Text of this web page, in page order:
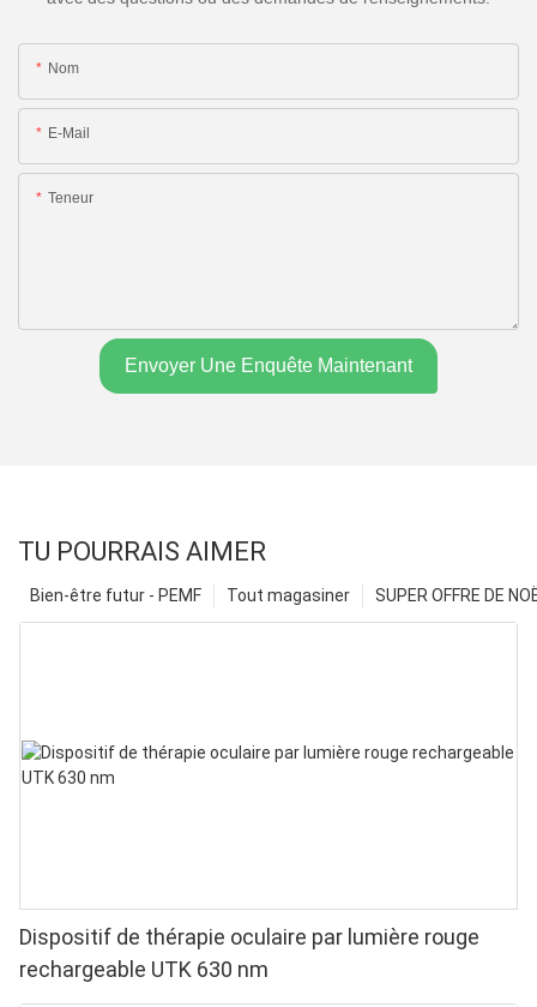
Nom
E-Mail
Teneur
Envoyer Une Enquête Maintenant
TU POURRAIS AIMER
SUPER OFFRE DE
Tout magasiner
Bien-être futur - PEMF
Dispositif de thérapie oculaire par lumière rouge
rechargeable UTK 630 nm